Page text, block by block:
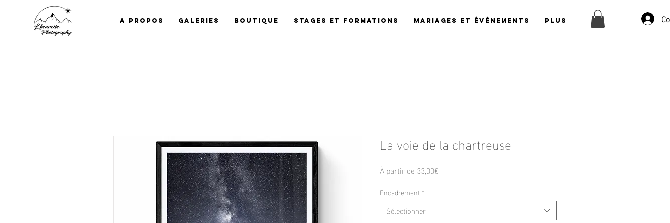
A propos Galeries Boutique Stages et Formations Mariages et évènements Plus
La voie de la chartreuse
À partir de 33,00€Prix
Encadrement *
Sélectionner